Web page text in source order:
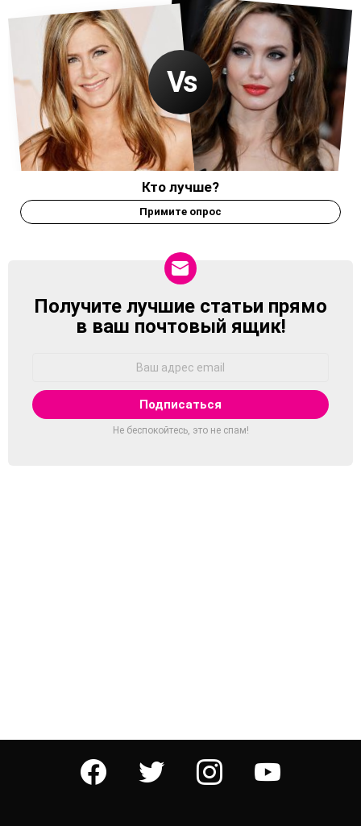
Кто лучше?
Примите опрос
NEWSLETTER
Получите лучшие статьи прямо
в ваш почтовый ящик!
Не беспокойтесь, это не спам!
facebook twitter instagram